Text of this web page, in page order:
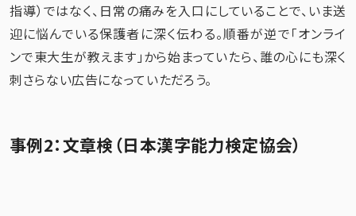
指導）ではなく、日常の痛みを入口にしていることで、いま送
迎に悩んでいる保護者に深く伝わる。順番が逆で「オンライ
ンで東大生が教えます」から始まっていたら、誰の心にも深く
刺さらない広告になっていただろう。
事例2：文章検（日本漢字能力検定協会）